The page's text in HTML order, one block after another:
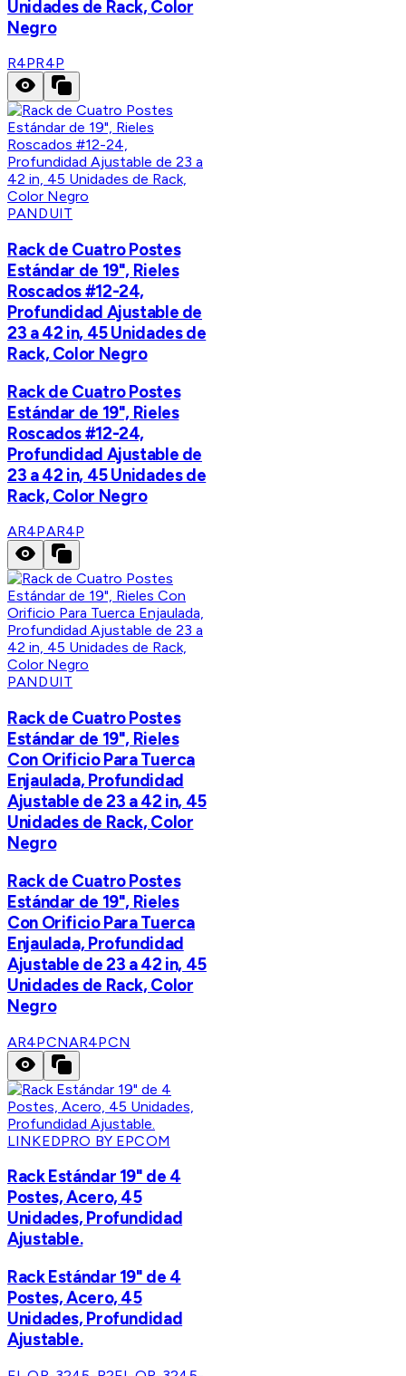
Unidades de Rack, Color
Negro
R4PR4P
PANDUIT
Rack de Cuatro Postes
Estándar de 19", Rieles
Roscados #12-24,
Profundidad Ajustable de
23 a 42 in, 45 Unidades de
Rack, Color Negro
Rack de Cuatro Postes
Estándar de 19", Rieles
Roscados #12-24,
Profundidad Ajustable de
23 a 42 in, 45 Unidades de
Rack, Color Negro
AR4PAR4P
PANDUIT
Rack de Cuatro Postes
Estándar de 19", Rieles
Con Orificio Para Tuerca
Enjaulada, Profundidad
Ajustable de 23 a 42 in, 45
Unidades de Rack, Color
Negro
Rack de Cuatro Postes
Estándar de 19", Rieles
Con Orificio Para Tuerca
Enjaulada, Profundidad
Ajustable de 23 a 42 in, 45
Unidades de Rack, Color
Negro
AR4PCNAR4PCN
LINKEDPRO BY EPCOM
Rack Estándar 19" de 4
Postes, Acero, 45
Unidades, Profundidad
Ajustable.
Rack Estándar 19" de 4
Postes, Acero, 45
Unidades, Profundidad
Ajustable.